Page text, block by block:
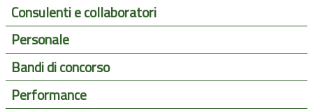
Consulenti e collaboratori
Personale
Bandi di concorso
Performance